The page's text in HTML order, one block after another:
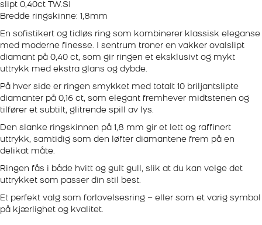
slipt 0,40ct TW.SI
Bredde ringskinne: 1,8mm
En sofistikert og tidløs ring som kombinerer klassisk eleganse
med moderne finesse. I sentrum troner en vakker ovalslipt
diamant på 0,40 ct, som gir ringen et eksklusivt og mykt
uttrykk med ekstra glans og dybde.
På hver side er ringen smykket med totalt 10 briljantslipte
diamanter på 0,16 ct, som elegant fremhever midtstenen og
tilfører et subtilt, glitrende spill av lys.
Den slanke ringskinnen på 1,8 mm gir et lett og raffinert
uttrykk, samtidig som den løfter diamantene frem på en
delikat måte.
Ringen fås i både hvitt og gult gull, slik at du kan velge det
uttrykket som passer din stil best.
Et perfekt valg som forlovelsesring – eller som et varig symbol
på kjærlighet og kvalitet.